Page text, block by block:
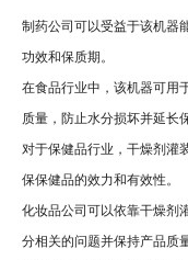
制药公司可以受益于该机器
功效和保质期。
在食品行业中，该机器可用
质量，防止水分损坏并延长
对于保健品行业，干燥剂灌
保保健品的效力和有效性。
化妆品公司可以依靠干燥剂
分相关的问题并保持产品质